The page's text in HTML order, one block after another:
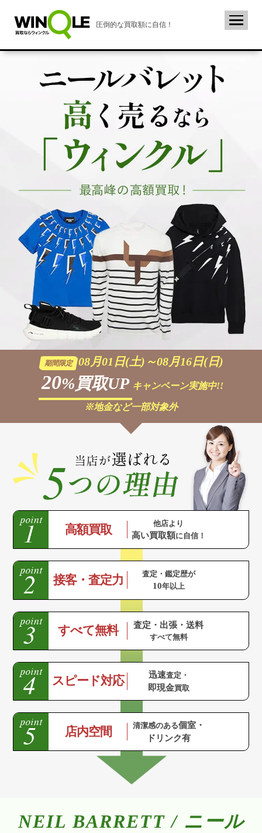
圧倒的な買取額に自信！
期間限定 08月01日(土)～08月16日(日)
20%買取UP キャンペーン実施中!!
※地金など一部対象外
高額買取 他店より
高い買取額に自信！
接客・査定力 査定・鑑定歴が
10年以上
すべて無料 査定・出張・送料
すべて無料
スピード対応 迅速査定・
即現金買取
店内空間 清潔感のある個室・
ドリンク有
NEIL BARRETT / ニール